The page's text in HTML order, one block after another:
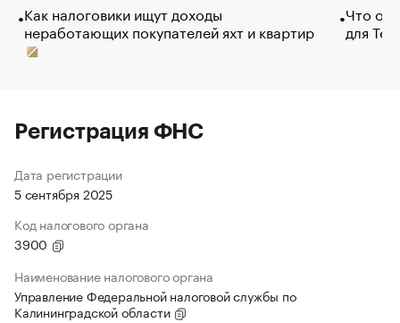
Как налоговики ищут доходы
неработающих покупателей яхт и квартир
Что
для
Регистрация ФНС
Дата регистрации
5 сентября 2025
Код налогового органа
3900
Наименование налогового органа
Управление Федеральной налоговой службы по
Калининградской области